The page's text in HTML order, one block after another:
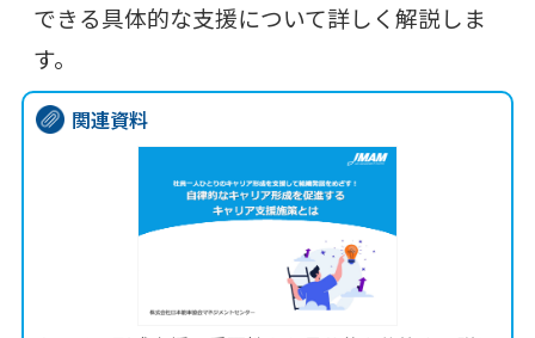
できる具体的な支援について詳しく解説しま
す。
関連資料